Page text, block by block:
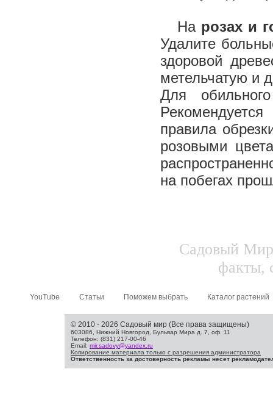
На розах и
Удалите
здоровой
метельчатую и
Для
правила
розовыми
на побегах
Садовый
факты,
YouTube Статьи Поможем выбрать Каталог растений
© 2010 - 2026 Садовый мир (Все права защищены)
603086, Нижний Новгород, Бульвар Мира д. 7, оф. 11
Телефон: (831) 217-00-46
Email: mir.sadovy@yandex.ru
Копирование материала только с разрешения администратора
Ответственность за достоверность рекламы несет